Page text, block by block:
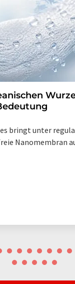
bringt unter
Nanomembran